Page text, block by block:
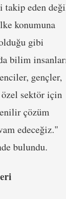
eden
konumuna
gibi
bilim
gençler,
özel sektör için
çözüm
edeceğiz."
bulundu.